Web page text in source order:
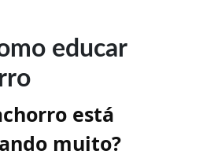
educar
está
muito?